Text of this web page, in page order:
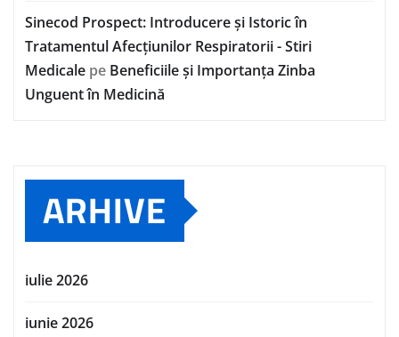
Sinecod Prospect: Introducere și Istoric în
Tratamentul Afecțiunilor Respiratorii - Stiri
Medicale pe Beneficiile și Importanța Zinba
Unguent în Medicină
ARHIVE
iulie 2026
iunie 2026